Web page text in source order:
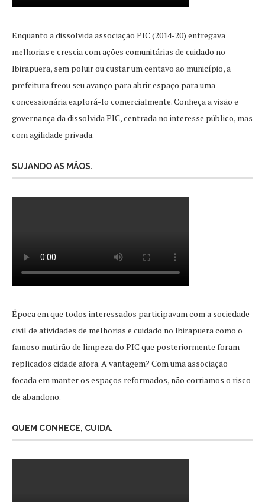
Enquanto a dissolvida associação PIC (2014-20) entregava
melhorias e crescia com ações comunitárias de cuidado no
Ibirapuera, sem poluir ou custar um centavo ao município, a
prefeitura freou seu avanço para abrir espaço para uma
concessionária explorá-lo comercialmente. Conheça a visão e
governança da dissolvida PIC, centrada no interesse público, mas
com agilidade privada.
SUJANDO AS MÃOS.
Época em que todos interessados participavam com a sociedade
civil de atividades de melhorias e cuidado no Ibirapuera como o
famoso mutirão de limpeza do PIC que posteriormente foram
replicados cidade afora. A vantagem? Com uma associação
focada em manter os espaços reformados, não corriamos o risco
de abandono.
QUEM CONHECE, CUIDA.